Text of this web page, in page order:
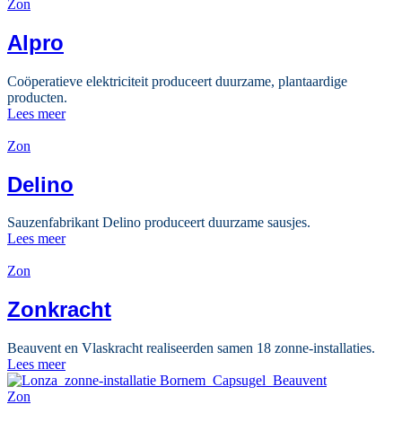
Zon
Alpro
Coöperatieve elektriciteit produceert duurzame, plantaardige
producten.
Lees meer
Zon
Delino
Sauzenfabrikant Delino produceert duurzame sausjes.
Lees meer
Zon
Zonkracht
Beauvent en Vlaskracht realiseerden samen 18 zonne-installaties.
Lees meer
Zon